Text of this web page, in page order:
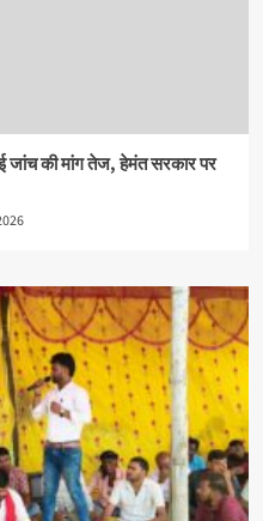
की मांग तेज, हेमंत सरकार पर